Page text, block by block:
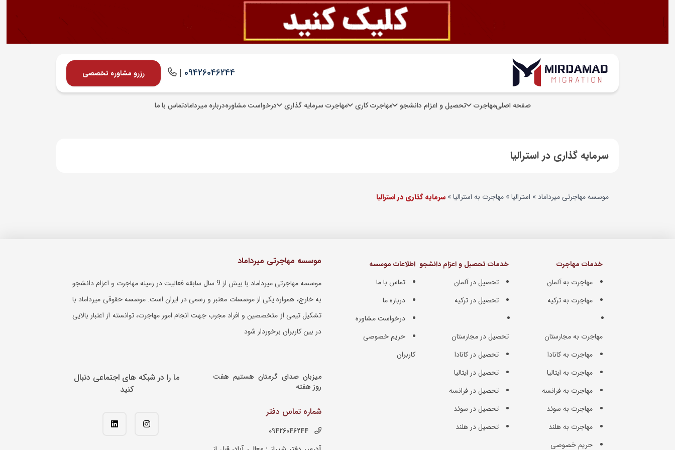
| 09426046244 رزرو مشاوره تخصصی
صفحه اصلیمهاجرت تحصیل و اعزام دانشجو مهاجرت کاری مهاجرت سرمایه گذاری درخواست مشاورهدرباره میردامادتماس با ما
سرمایه گذاری در استرالیا
موسسه مهاجرتی میرداماد » استرالیا» مهاجرت به استرالیا» سرمایه گذاری در استرالیا
خدمات مهاجرت
مهاجرت به آلمان
مهاجرت به ترکیه
مهاجرت به مجارستان
مهاجرت به کانادا
مهاجرت به ایتالیا
مهاجرت به فرانسه
مهاجرت به سوئد
مهاجرت به هلند
حریم خصوصی
خدمات تحصیل و اعزام دانشجو
تحصیل در آلمان
تحصیل در ترکیه
تحصیل در مجارستان
تحصیل در کانادا
تحصیل در ایتالیا
تحصیل در فرانسه
تحصیل در سوئد
تحصیل در هلند
اطلاعات موسسه
تماس با ما
درباره ما
درخواست مشاوره
حریم خصوصی
کاربران
میزبان صدای گرمتان هستیم هفت
روز هفته
شماره تماس دفتر
ما را در شبکه های اجتماعی دنبال
کنید
موسسه مهاجرتی میرداماد
موسسه مهاجرتی میرداماد با بیش از 9 سال سابقه فعالیت در زمینه مهاجرت و اعزام دانشجو
به خارج، همواره یکی از موسسات معتبر و رسمی در ایران است. موسسه حقوقی میرداماد با
تشکیل تیمی از متخصصین و افراد مجرب جهت انجام امور مهاجرت، توانسته از اعتبار بالایی
در بین کاربران برخوردار شود